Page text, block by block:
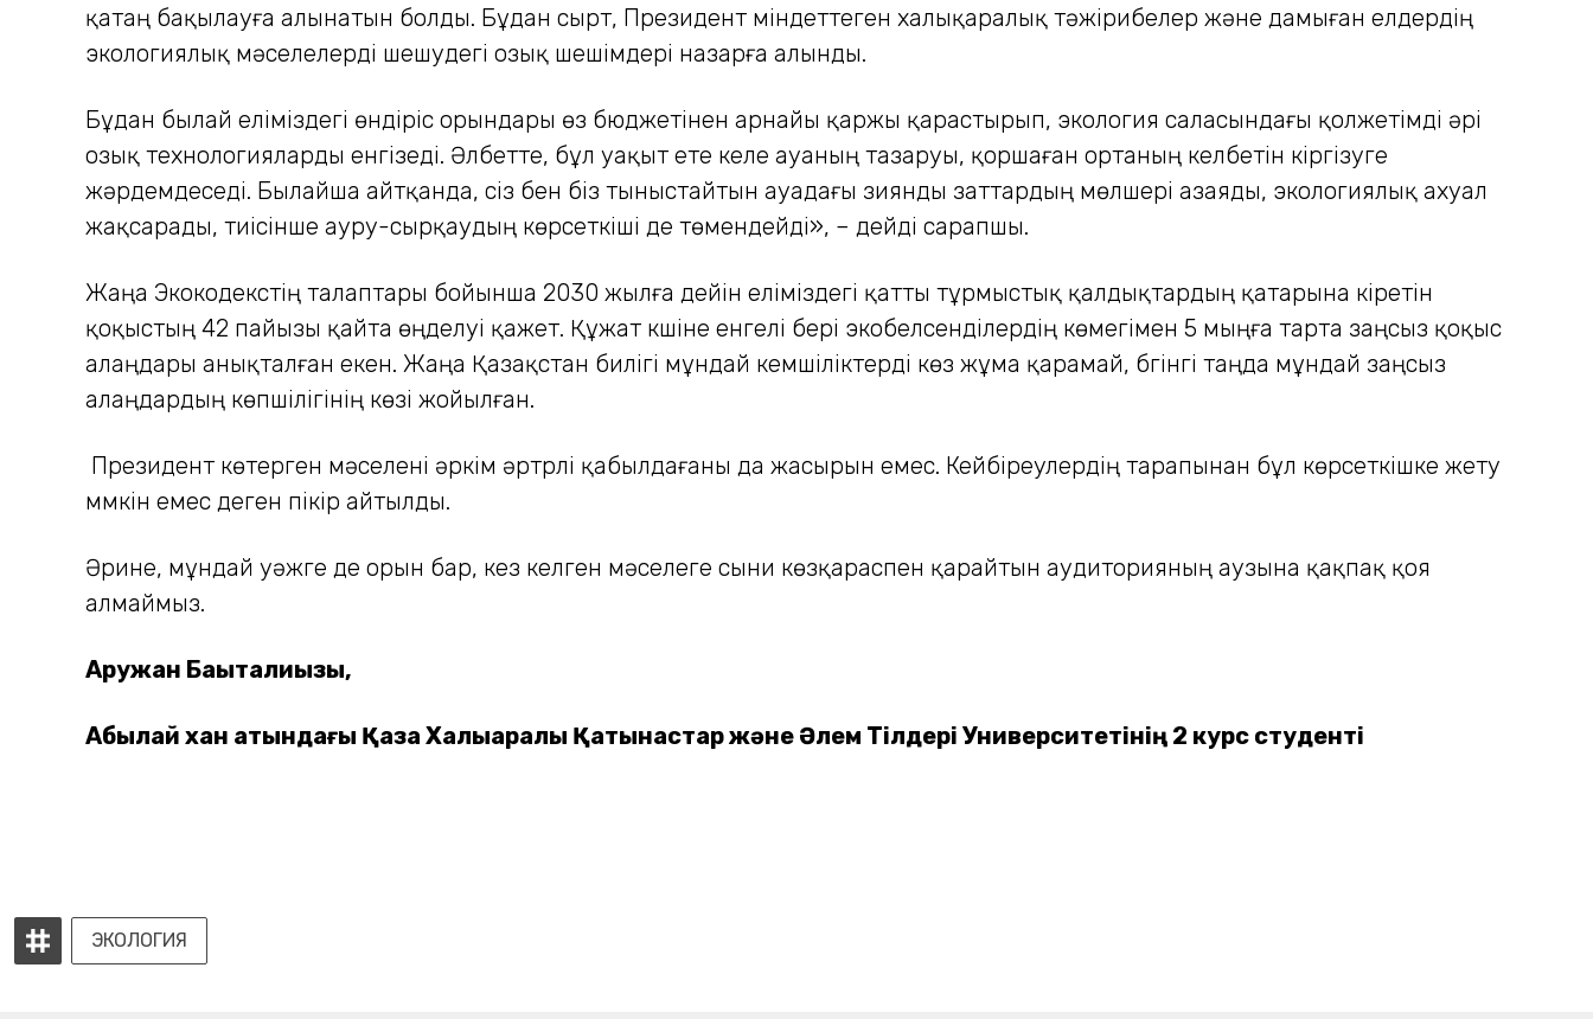
қатаң бақылауға алынатын болды. Бұдан сырт, Президент міндеттеген халықаралық тәжірибелер және дамыған елдердің
экологиялық мәселелерді шешудегі озық шешімдері назарға алынды.
Бұдан былай еліміздегі өндіріс орындары өз бюджетінен арнайы қаржы қарастырып, экология саласындағы қолжетімді әрі
озық технологияларды енгізеді. Әлбетте, бұл уақыт ете келе ауаның тазаруы, қоршаған ортаның келбетін кіргізуге
жәрдемдеседі. Былайша айтқанда, сіз бен біз тыныстайтын ауадағы зиянды заттардың мөлшері азаяды, экологиялық ахуал
жақсарады, тиісінше ауру-сырқаудың көрсеткіші де төмендейді», – дейді сарапшы.
Жаңа Экокодекстің талаптары бойынша 2030 жылға дейін еліміздегі қатты тұрмыстық қалдықтардың қатарына кіретін
қоқыстың 42 пайызы қайта өңделуі қажет. Құжат күшіне енгелі бері экобелсенділердің көмегімен 5 мыңға тарта заңсыз қоқыс
алаңдары анықталған екен. Жаңа Қазақстан билігі мұндай кемшіліктерді көз жұма қарамай, бүгінгі таңда мұндай заңсыз
алаңдардың көпшілігінің көзі жойылған.
Президент көтерген мәселені әркім әртүрлі қабылдағаны да жасырын емес. Кейбіреулердің тарапынан бұл көрсеткішке жету
мүмкін емес деген пікір айтылды.
Әрине, мұндай уәжге де орын бар, кез келген мәселеге сыни көзқараспен қарайтын аудиторияның аузына қақпақ қоя
алмаймыз.
Аружан Бақытқалиқызы,
Абылай хан атындағы Қазақ Халықаралық Қатынастар және Әлем Тілдері Университетінің 2 курс студенті
ЭКОЛОГИЯ